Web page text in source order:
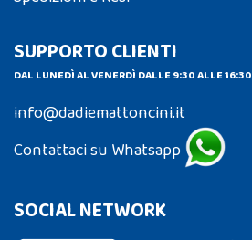
SUPPORTO CLIENTI
DAL LUNEDÌ AL VENERDÌ DALLE 9:30 ALLE 16:30
info@dadiemattoncini.it
Contattaci su Whatsapp
SOCIAL NETWORK